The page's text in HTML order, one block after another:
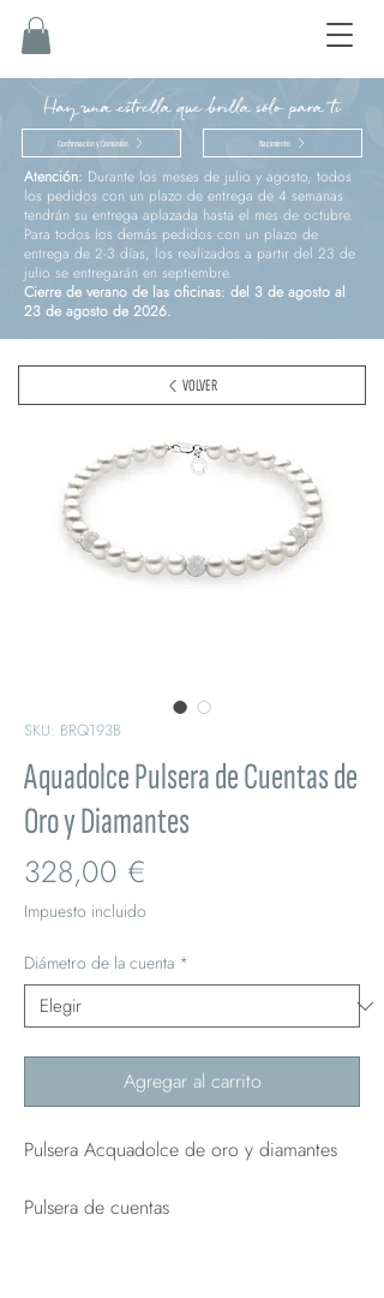
Hay una estrella que brilla sólo para ti
Confirmación y Comunión Nacimiento
Atención: Durante los meses de julio y agosto, todos
los pedidos con un plazo de entrega de 4 semanas
tendrán su entrega aplazada hasta el mes de octubre.
Para todos los demás pedidos con un plazo de
entrega de 2-3 días, los realizados a partir del 23 de
julio se entregarán en septiembre.
Cierre de verano de las oficinas: del 3 de agosto al
23 de agosto de 2026.
SKU: BRQ193B
Aquadolce Pulsera de Cuentas de
Oro y Diamantes
328,00 €
Impuesto incluido
Diámetro de la cuenta *
Agregar al carrito
Pulsera Acquadolce de oro y diamantes
Pulsera de cuentas
VOLVER